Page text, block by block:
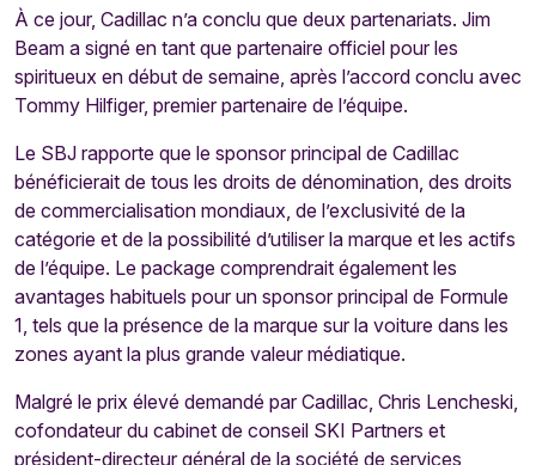
À ce jour, Cadillac n’a conclu que deux partenariats. Jim
Beam a signé en tant que partenaire officiel pour les
spiritueux en début de semaine, après l’accord conclu avec
Tommy Hilfiger, premier partenaire de l’équipe.
Le SBJ rapporte que le sponsor principal de Cadillac
bénéficierait de tous les droits de dénomination, des droits
de commercialisation mondiaux, de l’exclusivité de la
catégorie et de la possibilité d’utiliser la marque et les actifs
de l’équipe. Le package comprendrait également les
avantages habituels pour un sponsor principal de Formule
1, tels que la présence de la marque sur la voiture dans les
zones ayant la plus grande valeur médiatique.
Malgré le prix élevé demandé par Cadillac, Chris Lencheski,
cofondateur du cabinet de conseil SKI Partners et
président-directeur général de la société de services